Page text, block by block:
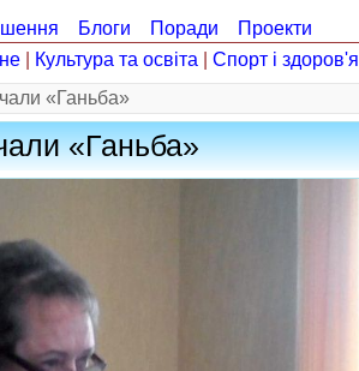
Блоги Поради
Проекти
Культура та освіта Спорт і здоров'я
«Ганьба»
«Ганьба»